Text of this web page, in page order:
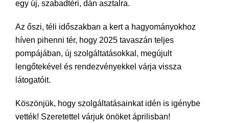
egy új, szabadtéri, dán asztalra.
Az őszi, téli időszakban a kert a hagyományokhoz
híven pihenni tér, hogy 2025 tavaszán teljes
pompájában, új szolgáltatásokkal, megújult
lengőtekével és rendezvényekkel várja vissza
látogatóit.
Köszönjük, hogy szolgáltatásainkat idén is igénybe
vették! Szeretettel várjuk önöket áprilisban!